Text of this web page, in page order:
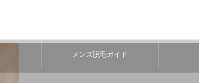
メンズ脱毛ガイド